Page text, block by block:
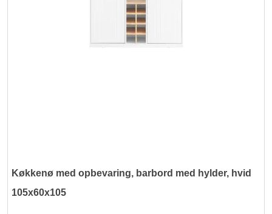
Køkkenø med opbevaring, barbord med hylder, hvid
105x60x105